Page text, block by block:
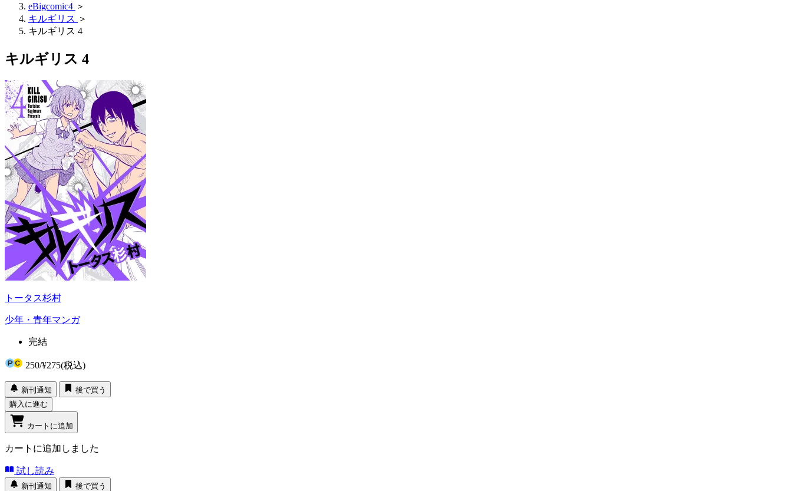
eBigcomic4 ＞
キルギリス ＞
キルギリス 4
キルギリス 4
トータス杉村
少年・青年マンガ
完結
250/¥275(税込)
新刊通知
後で買う
購入に進む
カートに追加
カートに追加しました
試し読み
新刊通知 後で買う